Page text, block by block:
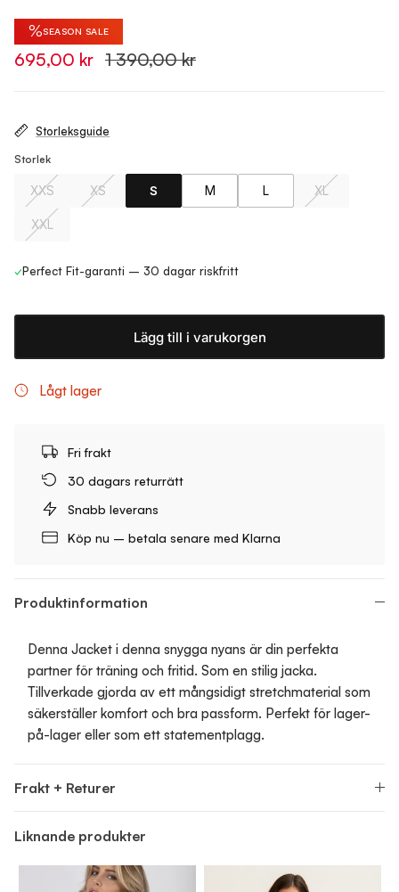
%SEASON SALE
695,00 kr 1 390,00 kr
Storleksguide
Storlek
XXS XS S M L XL
XXL
✓Perfect Fit-garanti – 30 dagar riskfritt
Lägg till i varukorgen
Lågt lager
Fri frakt
30 dagars returrätt
Snabb leverans
Köp nu – betala senare med Klarna
Produktinformation
Denna Jacket i denna snygga nyans är din perfekta
partner för träning och fritid. Som en stilig jacka.
Tillverkade gjorda av ett mångsidigt stretchmaterial som
säkerställer komfort och bra passform. Perfekt för lager-
på-lager eller som ett statementplagg.
Frakt + Returer
Liknande produkter